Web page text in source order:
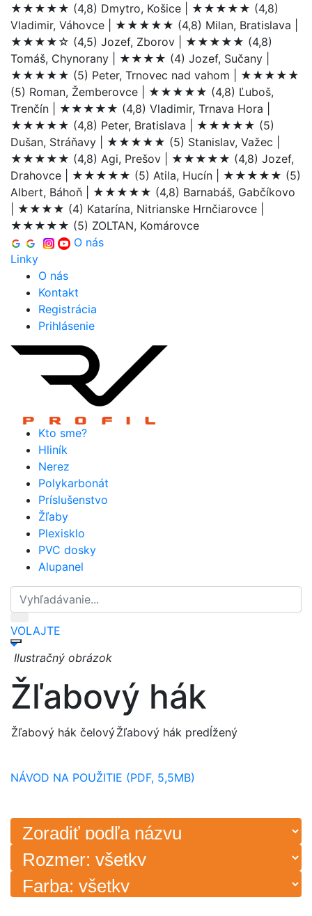
★★★★★ (4,8) Dmytro, Košice | ★★★★★ (4,8)
Vladimir, Váhovce | ★★★★★ (4,8) Milan, Bratislava |
★★★★☆ (4,5) Jozef, Zborov | ★★★★★ (4,8)
Tomáš, Chynorany | ★★★★ (4) Jozef, Sučany |
★★★★★ (5) Peter, Trnovec nad vahom | ★★★★★
(5) Roman, Žemberovce | ★★★★★ (4,8) Ľuboš,
Trenčín | ★★★★★ (4,8) Vladimir, Trnava Hora |
★★★★★ (4,8) Peter, Bratislava | ★★★★★ (5)
Dušan, Stráňavy | ★★★★★ (5) Stanislav, Važec |
★★★★★ (4,8) Agi, Prešov | ★★★★★ (4,8) Jozef,
Drahovce | ★★★★★ (5) Atila, Hucín | ★★★★★ (5)
Albert, Báhoň | ★★★★★ (4,8) Barnabáš, Gabčíkovo
★★★★ (4) Katarína, Nitrianske Hrnčiarovce |
★★★★★ (5) ZOLTAN, Komárovce
O nás
Linky
O nás
Kontakt
Registrácia
Prihlásenie
Kto sme?
Hliník
Nerez
Polykarbonát
Príslušenstvo
Žľaby
Plexisklo
PVC dosky
Alupanel
VOLAJTE
Ilustračný obrázok
Žľabový hák
Žľabový hák čelovýŽľabový hák predĺžený
NÁVOD NA POUŽITIE (PDF, 5,5MB)